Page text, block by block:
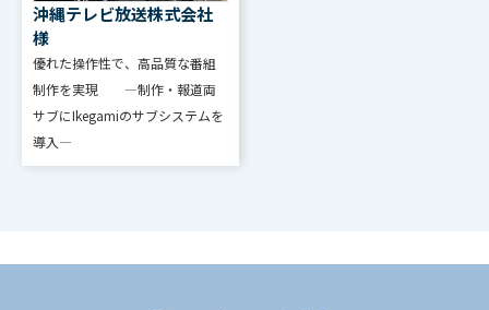
M/E フレー
ムメモリ送
出
4K：4チャンネルFill/Keyペア 2K：
8チャンネルFill/Keyペア
沖縄テレビ放送株式会社
様
優れた操作性で、高品質な番組
制作を実現 ―制作・報道両
サブにIkegamiのサブシステムを
導入―